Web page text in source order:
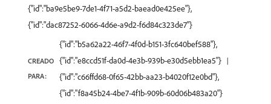
{"id":"ba9e5be9-7de1-4f71-a5d2-baead0e425ee"},
{"id":"dac87252-6066-4d6e-a9d2-f6d84c323de7"}
CREADO
PARA:
{"id":"b5a62a22-46f7-4f0d-b151-3fc640bef588"},
{"id":"e8ccd51f-da0d-4e3b-939b-e30d5ebb1ea5"}
{"id":"c66ffd68-0f65-42bb-aa23-b4020f12e0bd"},
{"id":"f8a45b24-4be7-4f1b-909b-60d06b483a20"}